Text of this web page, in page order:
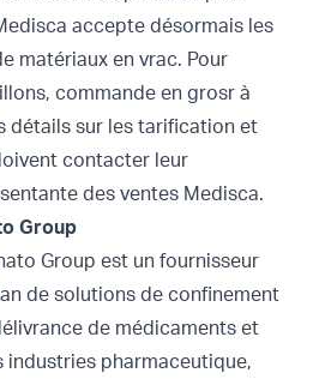
accepte désormais les
matériaux en vrac. Pour
commande en grosr à
détails sur les tarification et
contacter leur
des ventes Medisca.
Group
Group est un fournisseur
de solutions de confinement
de médicaments et
pharmaceutique,